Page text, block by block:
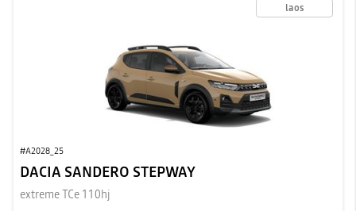
laos
#A2028_25
DACIA SANDERO STEPWAY
extreme TCe 110hj